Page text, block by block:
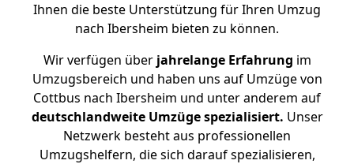
Ihnen die beste Unterstützung für Ihren Umzug
nach Ibersheim bieten zu können.
Wir verfügen überjahrelange Erfahrung im
Umzugsbereich und haben uns auf Umzüge von
Cottbus nach Ibersheim und unter anderem auf
deutschlandweite Umzüge spezialisiert. Unser
Netzwerk besteht aus professionellen
Umzugshelfern, die sich darauf spezialisieren,